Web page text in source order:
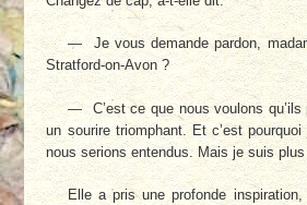
— Je vous demande pardon,
Stratford-on-Avon ?
— C’est ce que nous voulons qu’ils
un sourire triomphant. Et c’est
nous serions entendus. Mais je suis plus
Elle a pris une profonde